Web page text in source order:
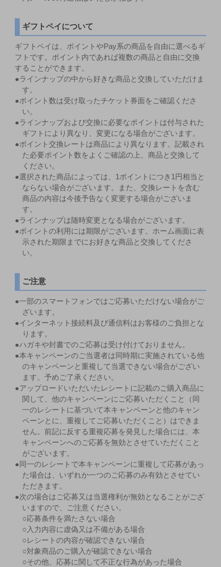
ギフトペイについて
ギフトペイは、ポイントやPay系の商品を自由に選べるギ
フトです。ポイント内であれば複数の商品と自由に交換
することができます。
●ラインナップの中から好きな商品と交換していただけま
す。
●ポイント数は受け取ったチケット券面をご確認くださ
い。
●ラインナップおよび交換に必要なポイントは付与された
ギフトにより異なり、変更になる場合がございます。
●ポイント交換レートは商品により異なります。記載され
た必要ポイント数をよくご確認の上、商品と交換して
ください。
●選択された商品によっては、1ポイントにつき1円相当と
ならない場合がございます。また、交換レートを含む
商品の内容は今後予告なく変更する場合がございま
す。
●ラインナップは随時変更となる場合がございます。
●ポイントの利用には期限がございます。ホーム画面に表
示された期限までにお好きな商品と交換してくださ
い。
ご注意
●一部のスマートフォンではご応募いただけない場合がご
ざいます。
●インターネット接続料及び通信料はお客様のご負担とな
ります。
●ハガキや封書でのご応募は受け付けておりません。
●本キャンペーンのご当選者は同時期に実施されている他
のキャンペーンと重複して当選できない場合がござい
ます。予めご了承ください。
●アップロードいただいたレシートに記載のご購入商品に
関して、他のキャンペーンにご応募いただくこと（同
一のレシートに基づいて本キャンペーンと他のキャン
ペーンとに、重複してご応募いただくこと）はできま
せん。前記に反する重複応募を発見した場合には、本
キャンペーンへのご応募を無効とさせていただくこと
がございます。
●同一のレシートで本キャンペーンに重複して応募があっ
た場合は、いずれか一つのご応募のみ有効とさせてい
ただきます。
●次の場合はご応募又は当選権利が無効となることがござ
いますので、ご注意ください。
○応募条件を満たさない場合
○入力内容に虚偽又は不備がある場合
○レシートの内容が確認できない場合
○対象商品のご購入が確認できない場合
○その他、応募に関して不正な行為があった場合